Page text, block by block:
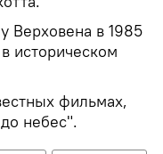
Верховена в 1985
историческом
фильмах,
небес".